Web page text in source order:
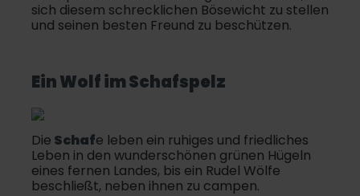
sich diesem schrecklichen Bösewicht zu stellen
und seinen besten Freund zu beschützen.
Ein Wolf im Schafspelz
Die Schafe leben ein ruhiges und friedliches
Leben in den wunderschönen grünen Hügeln
eines fernen Landes, bis ein Rudel Wölfe
beschließt, neben ihnen zu campen.